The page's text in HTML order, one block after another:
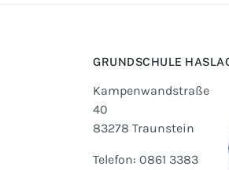
GRUNDSCHULE
Kampenwandstraße
40
83278 Traunstein
Telefon: 0861 3383